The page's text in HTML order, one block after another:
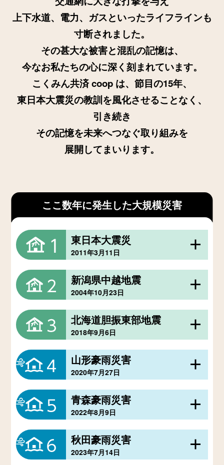
上下水道、電力、ガスといったライフラインも
寸断されました。
その甚大な被害と混乱の記憶は、
今なお私たちの心に深く刻まれています。
こくみん共済 coop は、節目の15年、
東日本大震災の教訓を風化させることなく、
引き続き
その記憶を未来へつなぐ取り組みを
展開してまいります。
ここ数年に発生した大規模災害
東日本大震災
2011年3月11日
東北地方を中心に発生したマグニチュード
9.0の巨大地震と津波により、東北・関東を
中心とする1都1道20県の広い範囲に、甚大
な被害が発生。死者約15,900人、行方不明
者約2,520人、建物被害は全半壊40万戸超な
ど、甚大な被害をもたらしました。
新潟県中越地震
2004年10月23日
新潟県中越地方で発生したマグニチュード
6.8の直下型地震により、死者68人・負傷者
約4,800人・建物全半壊約16万戸の被害が発
生し、長期の避難生活を余儀なくされまし
た。
北海道胆振東部地震
2018年9月6日
北海道胆振地方で発生したマグニチュード
6.7の地震により、土砂崩れや建物倒壊が相
次ぎ、死者44人・負傷者785人・全半壊建物
約2,000棟に加え、大規模なブラックアウト
の被害が発生しました。
山形豪雨災害
2020年7月27日
山形県最上地域を中心に記録的な豪雨が発
生し、最上川の越水・溢水により住家777
棟・非住家560棟が被災、人的被害1名を含
む広範囲に浸水・土砂災害が生じました。
青森豪雨災害
2022年8月9日
青森県の中南地域や西北地域を中心に記録
的な豪雨が発生し、鰺ヶ沢町では中村川の
氾濫や土砂災害により約580戸が浸水、道路
秋田豪雨災害
2023年7月14日